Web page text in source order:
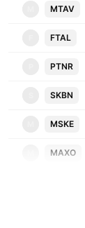
MTAV
FTAL
PTNR
SKBN
MSKE
MAXO